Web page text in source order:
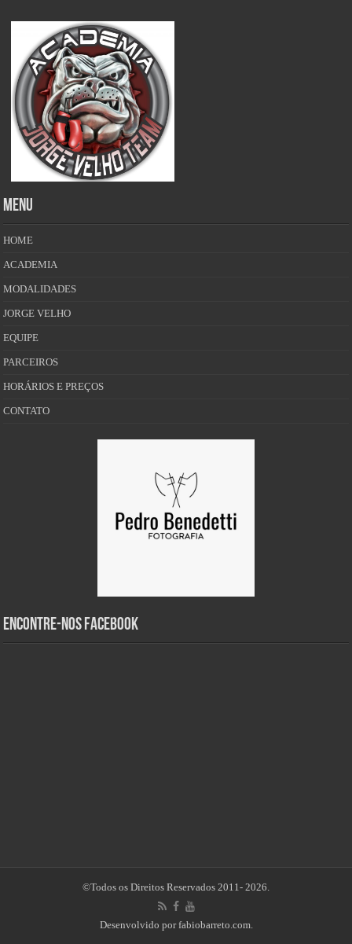
MENU
HOME
ACADEMIA
MODALIDADES
JORGE VELHO
EQUIPE
PARCEIROS
HORÁRIOS E PREÇOS
CONTATO
Encontre-nos Facebook
©Todos os Direitos Reservados 2011- 2026.
Desenvolvido porfabiobarreto.com